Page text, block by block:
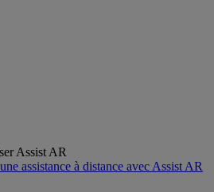
Assist AR
assistance à distance avec Assist AR